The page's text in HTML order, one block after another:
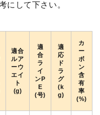
にして下さい。
適合
ルア
ーウ
エイ
ト
(g)
適
合
ラ
イ
ンP
E
(号)
適
応
ド
ラ
グ
(k
g)
カ
ー
ボ
ン
含
有
率
(%)